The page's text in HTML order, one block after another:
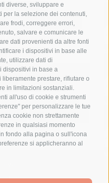
diverse, sviluppare e
la selezione dei contenuti,
frodi, correggere errori,
salvare e comunicare le
dati provenienti da altre fonti
i dispositivi in base alle
utilizzare dati di
dispositivi in base a
prestare, rifiutare o
in limitazioni sostanziali.
all'uso di cookie e strumenti
per personalizzare le tue
cookie non strettamente
in qualsiasi momento
fondo alla pagina o sull'icona
si applicheranno al
elezioni
costiera
incidente
massa lubrense
ordinanza
polizia municipale
sant'agnello
temporali
treni
vincenzo de luca